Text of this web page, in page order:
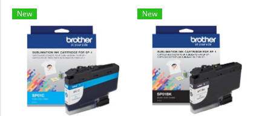
อยู่ในแทงค์ไม่ต้องเปิดขวดเติม
หมึกให้เลอะมือ เปลี่ยนง่ายใช้งาน
สะดวก - ช่วยยืดอายุการใช้งาน
ของหัวพิมพ์ - สามารถพิมพ์ติดกับ
ผิววัสดุได้หลายชนิด เช่น
อะลูมิเนียม พลาสติก แก้ว ผ้าใย
สังเคราะห์ ฯลฯ - ปริมาณ 47
อยู่ในแทงค์ไม่ต้องเปิดขวดเติม
หมึกให้เลอะมือ เปลี่ยนง่ายใช้งาน
สะดวก - ช่วยยืดอายุการใช้งาน
ของหัวพิมพ์ - สามารถพิมพ์ติดกับ
ผิววัสดุได้หลายชนิด เช่น
อะลูมิเนียม พลาสติก แก้ว ผ้าใย
สังเคราะห์ ฯลฯ - ปริมาณ 47
New New